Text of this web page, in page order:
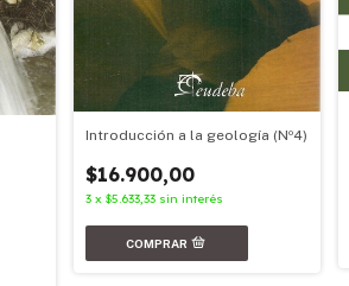
Introducción a la geología (Nº4)
$16.900,00
3 x $5.633,33 sin interés